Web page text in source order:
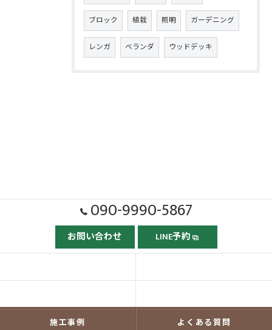
ブロック 植栽 照明 ガーデニング
レンガ ベランダ ウッドデッキ
090-9990-5867
お問い合わせ LINE予約
施工事例 よくある質問